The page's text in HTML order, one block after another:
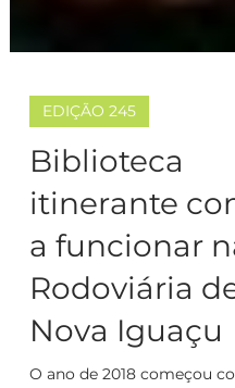
EDIÇÃO 245
Biblioteca
itinerante
a funcionar
Rodoviária de
Nova Iguaçu